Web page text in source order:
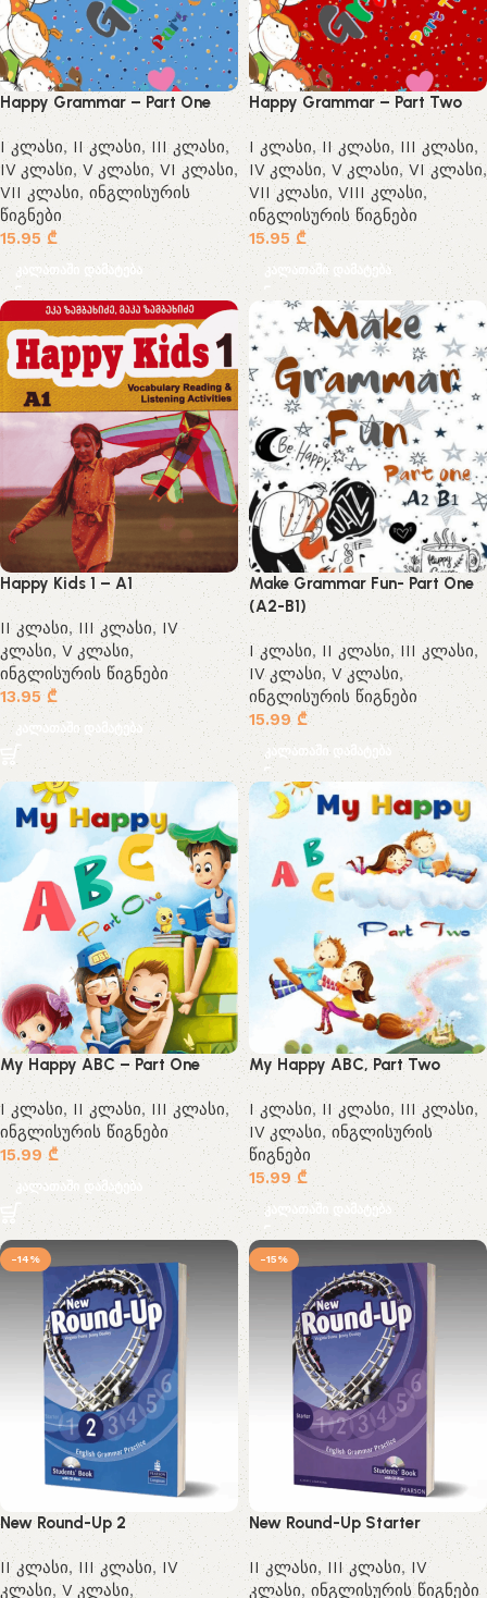
Happy Grammar – Part One
I კლასი, II კლასი,III კლასი,
IV კლასი,V კლასი, VI კლასი,
VII კლასი, ინგლისურის
წიგნები
15.95 ₾
კალათაში დამატება
Happy Grammar – Part Two
I კლასი,II კლასი, III კლასი,
IV კლასი, V კლასი, VI კლასი,
VII კლასი, VIII კლასი,
ინგლისურის წიგნები
15.95 ₾
კალათაში დამატება
Happy Kids 1 – A1
II კლასი,III კლასი, IV
კლასი, V კლასი,
ინგლისურის წიგნები
13.95₾
კალათაში დამატება
Make Grammar Fun- Part One
(A2-B1)
I კლასი, II კლასი,III კლასი,
IV კლასი, V კლასი,
ინგლისურის წიგნები
15.99₾
კალათაში დამატება
My Happy ABC – Part One
I კლასი, II კლასი, III კლასი,
ინგლისურის წიგნები
15.99₾
კალათაში დამატება
My Happy ABC, Part Two
I კლასი,II კლასი, III კლასი,
IV კლასი,ინგლისურის
წიგნები
15.99₾
კალათაში დამატება
-14%
New Round-Up 2
II კლასი, III კლასი,IV
კლასი,V კლასი,
-15%
New Round-Up Starter
II კლასი, III კლასი,IV
კლასი, ინგლისურის წიგნები